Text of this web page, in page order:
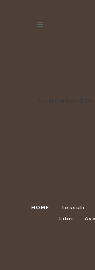
HOME
Tessuti
Libri